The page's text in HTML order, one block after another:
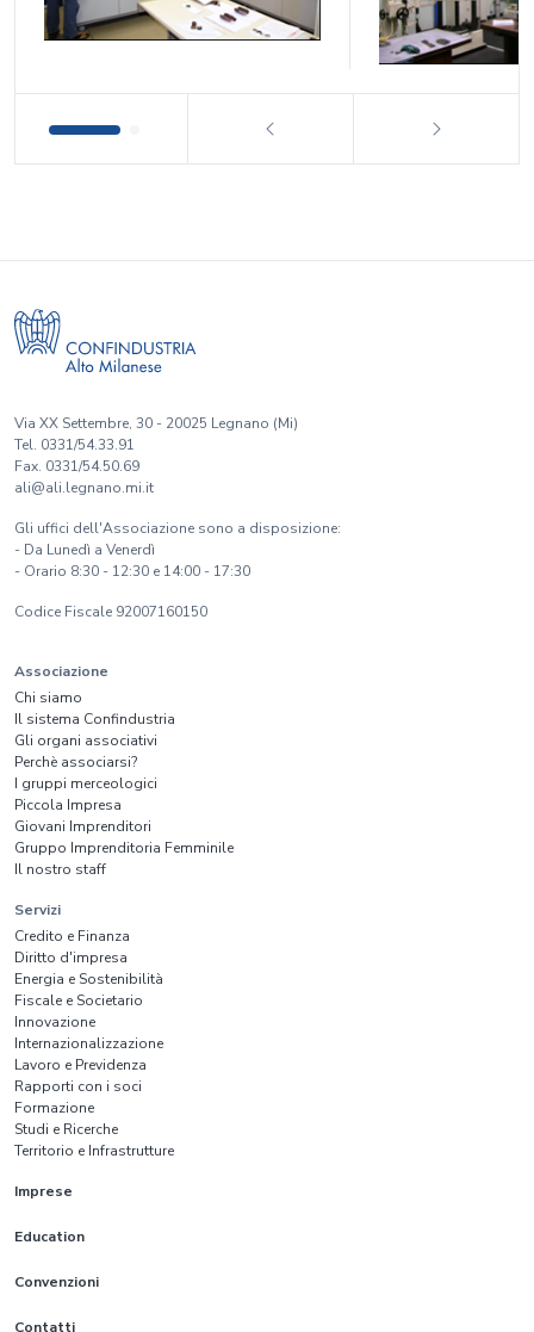
Via XX Settembre, 30 - 20025 Legnano (Mi)
Tel. 0331/54.33.91
Fax. 0331/54.50.69
ali@ali.legnano.mi.it
Gli uffici dell'Associazione sono a disposizione:
- Da Lunedì a Venerdì
- Orario 8:30 - 12:30 e 14:00 - 17:30
Codice Fiscale 92007160150
Associazione
Chi siamo
Il sistema Confindustria
Gli organi associativi
Perchè associarsi?
I gruppi merceologici
Piccola Impresa
Giovani Imprenditori
Gruppo Imprenditoria Femminile
Il nostro staff
Servizi
Credito e Finanza
Diritto d'impresa
Energia e Sostenibilità
Fiscale e Societario
Innovazione
Internazionalizzazione
Lavoro e Previdenza
Rapporti con i soci
Formazione
Studi e Ricerche
Territorio e Infrastrutture
Imprese
Education
Convenzioni
Contatti